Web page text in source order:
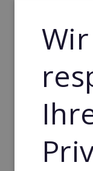
Einzelhandel
Gebäude &
Handwerk
Gastronomie
Sport
Wir